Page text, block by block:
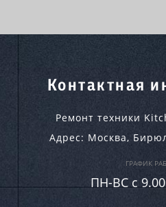
Контактная
Ремонт техники
Адрес: Москва,
ГРАФИК
ПН-ВC c